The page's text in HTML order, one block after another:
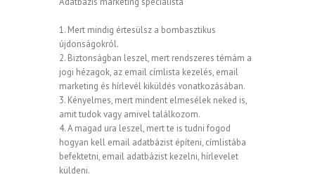
1. Mert mindig értesülsz a bombasztikus
újdonságokról.
2. Biztonságban leszel, mert rendszeres témám a
jogi hézagok, az email címlista kezelés, email
marketing és hírlevél kiküldés vonatkozásában.
3. Kényelmes, mert mindent elmesélek neked is,
amit tudok vagy amivel találkozom.
4. A magad ura leszel, mert te is tudni fogod
hogyan kell email adatbázist építeni, címlistába
befektetni, email adatbázist kezelni, hírlevelet
küldeni.